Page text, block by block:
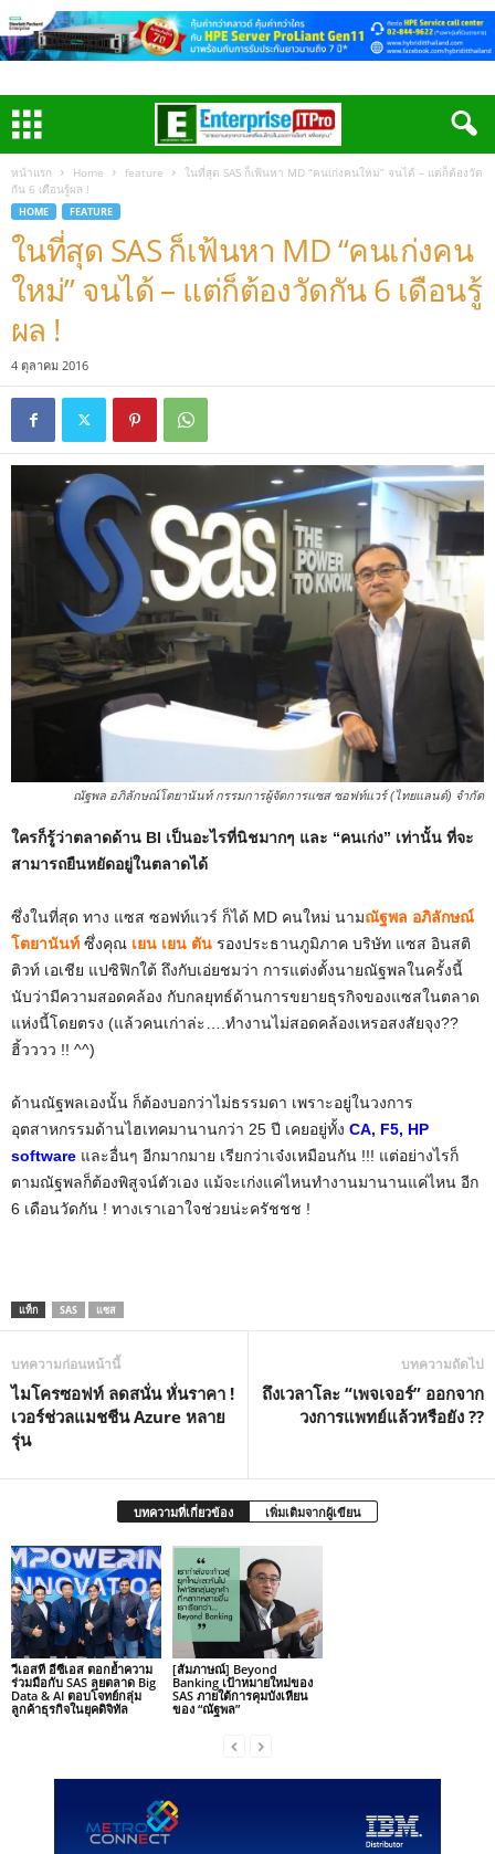
หน้าแรก Home feature
ในที่สุด SAS ก็เฟ้นหา MD “คนเก่งคนใหม่” จนได้ – แต่ก็ต้องวัด
กัน 6 เดือนรู้ผล !
HOME FEATURE
ในที่สุด SAS ก็เฟ้นหา MD “คนเก่งคน
ใหม่” จนได้ – แต่ก็ต้องวัดกัน 6 เดือนรู้
ผล !
4 ตุลาคม 2016
ณัฐพล อภิลักษณ์โตยานันท์ กรรมการผู้จัดการแซส ซอฟท์แวร์ (ไทยแลนด์) จำกัด
ใครก็รู้ว่าตลาดด้าน BI เป็นอะไรที่นิชมากๆ และ “คนเก่ง” เท่านั้น ที่จะ
สามารถยืนหยัดอยู่ในตลาดได้
ซึ่งในที่สุด ทาง แซส ซอฟท์แวร์ ก็ได้ MD คนใหม่ นามณัฐพล อภิลักษณ์
โตยานันท์ ซึ่งคุณ เยน เยน ตัน รองประธานภูมิภาค บริษัท แซส อินสติ
ติวท์ เอเชีย แปซิฟิกใต้ ถึงกับเอ่ยชมว่า การแต่งตั้งนายณัฐพลในครั้งนี้
นับว่ามีความสอดคล้อง กับกลยุทธ์ด้านการขยายธุรกิจของแซสในตลาด
แห่งนี้โดยตรง (แล้วคนเก่าล่ะ….ทำงานไม่สอดคล้องเหรอสงสัยจุง??
ฮิ้วววว !! ^^)
ด้านณัฐพลเองนั้น ก็ต้องบอกว่าไม่ธรรมดา เพราะอยู่ในวงการ
อุตสาหกรรมด้านไฮเทคมานานกว่า 25 ปี เคยอยู่ทั้ง CA, F5, HP
software และอื่นๆ อีกมากมาย เรียกว่าเจ๋งเหมือนกัน !!! แต่อย่างไรก็
ตามณัฐพลก็ต้องพิสูจน์ตัวเอง แม้จะเก่งแค่ไหนทำงานมานานแค่ไหน อีก
6 เดือนวัดกัน ! ทางเราเอาใจช่วยน่ะครัชชช !
แท็ก SAS แซส
บทความก่อนหน้านี้
ไมโครซอฟท์ ลดสนั่น หั่นราคา !
เวอร์ช่วลแมชชีน Azure หลาย
รุ่น
บทความถัดไป
ถึงเวลาโละ “เพจเจอร์” ออกจาก
วงการแพทย์แล้วหรือยัง ??
บทความที่เกี่ยวข้อง เพิ่มเติมจากผู้เขียน
วีเอสที อีซีเอส ตอกย้ำความ
ร่วมมือกับ SAS ลุยตลาด Big
Data & AI ตอบโจทย์กลุ่ม
ลูกค้าธุรกิจในยุคดิจิทัล
[สัมภาษณ์] Beyond
Banking เป้าหมายใหม่ของ
SAS ภายใต้การคุมบังเหียน
ของ “ณัฐพล”